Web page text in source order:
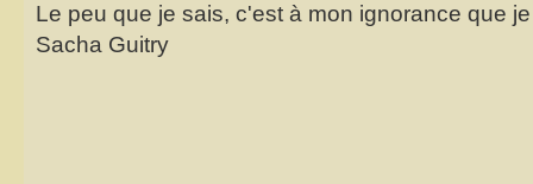
Le peu que je sais, c'est à mon ignorance que
Sacha Guitry